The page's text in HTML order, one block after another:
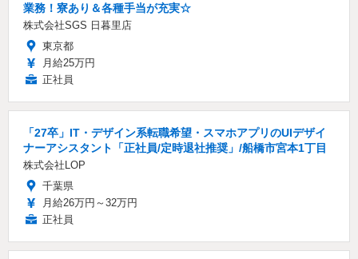
業務！寮あり＆各種手当が充実☆
株式会社SGS 日暮里店
東京都
月給25万円
正社員
「27卒」IT・デザイン系転職希望・スマホアプリのUIデザイ
ナーアシスタント「正社員/定時退社推奨」/船橋市宮本1丁目
株式会社LOP
千葉県
月給26万円～32万円
正社員